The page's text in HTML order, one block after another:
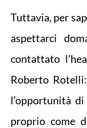
Tuttavia, per
aspettarci
contattato
Roberto
l’opportunità
proprio come